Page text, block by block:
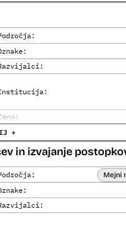
učinka na človekove
učinka na osebne
+
in izvajanje
Mejni